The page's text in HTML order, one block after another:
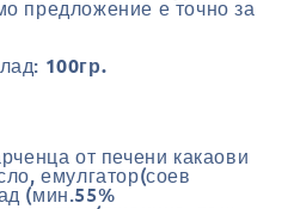
предложение е точно за
100гр.
от печени какаови
емулгатор(соев
(мин.55%